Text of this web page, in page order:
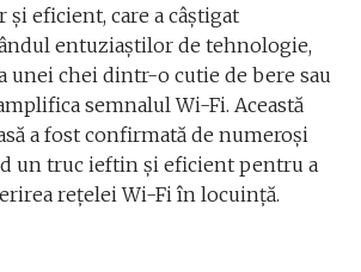
eficient, care a câștigat
entuziaștilor de tehnologie,
unei chei dintr-o cutie de bere sau
semnalul Wi-Fi. Această
a fost confirmată de numeroși
un truc ieftin și eficient pentru a
rețelei Wi-Fi în locuință.